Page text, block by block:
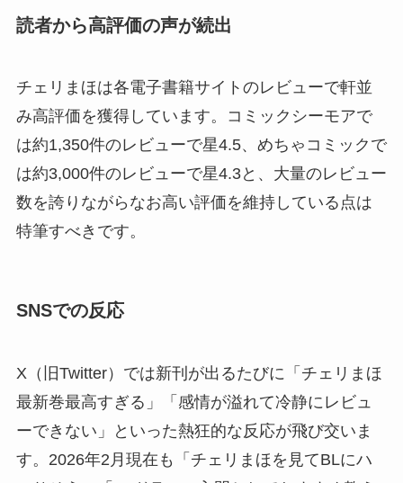
読者から高評価の声が続出
チェリまほは各電子書籍サイトのレビューで軒並
み高評価を獲得しています。コミックシーモアで
は約1,350件のレビューで星4.5、めちゃコミックで
は約3,000件のレビューで星4.3と、大量のレビュー
数を誇りながらなお高い評価を維持している点は
特筆すべきです。
SNSでの反応
X（旧Twitter）では新刊が出るたびに「チェリまほ
最新巻最高すぎる」「感情が溢れて冷静にレビュ
ーできない」といった熱狂的な反応が飛び交いま
す。2026年2月現在も「チェリまほを見てBLにハ